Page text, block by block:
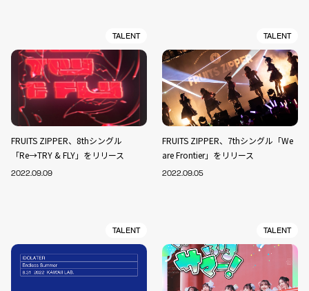
TALENT
FRUITS ZIPPER、8thシングル
「Re→TRY & FLY」をリリース
2022.09.09
TALENT
FRUITS ZIPPER、7thシングル「We
are Frontier」をリリース
2022.09.05
TALENT TALENT